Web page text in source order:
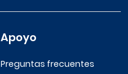
Apoyo
Preguntas frecuentes